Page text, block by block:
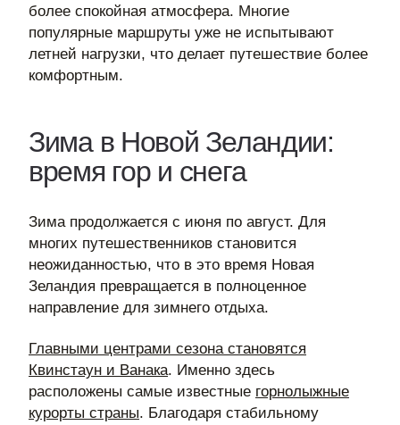
более спокойная атмосфера. Многие
популярные маршруты уже не испытывают
летней нагрузки, что делает путешествие более
комфортным.
Зима в Новой Зеландии:
время гор и снега
Зима продолжается с июня по август. Для
многих путешественников становится
неожиданностью, что в это время Новая
Зеландия превращается в полноценное
направление для зимнего отдыха.
Главными центрами сезона становятся
Квинстаун и Ванака. Именно здесь
расположены самые известные горнолыжные
курорты страны. Благодаря стабильному